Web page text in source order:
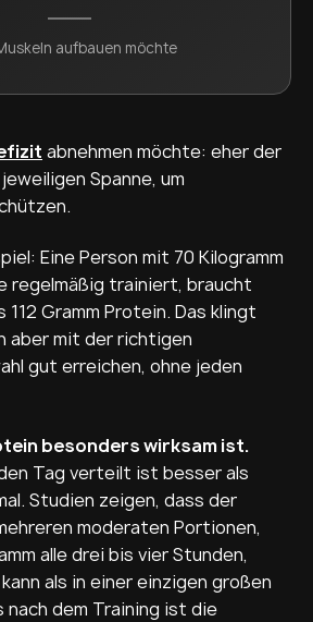
aufbauen möchte
abnehmen möchte: eher der
Spanne, um
Eine Person mit 70 Kilogramm
regelmäßig trainiert, braucht
Gramm Protein. Das klingt
aber mit der richtigen
gut erreichen, ohne jeden
besonders wirksam ist.
Tag verteilt ist besser als
Studien zeigen, dass der
moderaten Portionen,
alle drei bis vier Stunden,
als in einer einzigen großen
nach dem Training ist die